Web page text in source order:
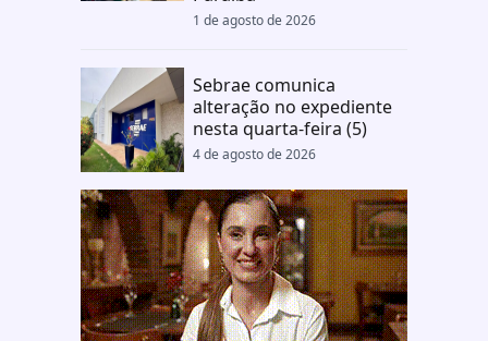
1 de agosto de 2026
Sebrae comunica
alteração no expediente
nesta quarta-feira (5)
4 de agosto de 2026